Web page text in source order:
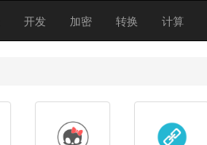
开发 加密 转换 计算